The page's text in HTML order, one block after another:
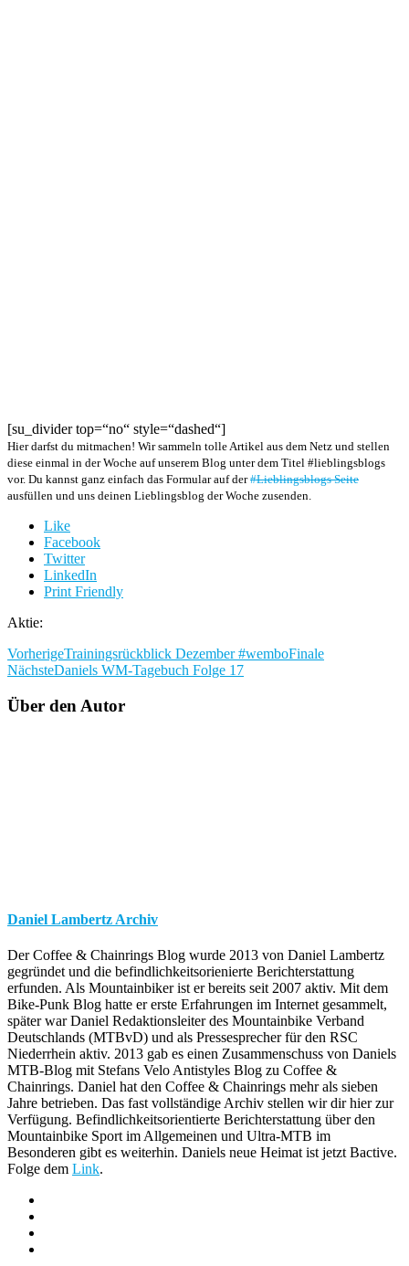
[su_divider top=“no“ style=“dashed“]
Hier darfst du mitmachen! Wir sammeln tolle Artikel aus dem Netz und stellen
diese einmal in der Woche auf unserem Blog unter dem Titel #lieblingsblogs
vor. Du kannst ganz einfach das Formular auf der#Lieblingsblogs Seite
ausfüllen und uns deinen Lieblingsblog der Woche zusenden.
Like
Facebook
Twitter
LinkedIn
Print Friendly
Aktie:
VorherigeTrainingsrückblick Dezember #wemboFinale
NächsteDaniels WM-Tagebuch Folge 17
Über den Autor
Daniel Lambertz Archiv
Der Coffee & Chainrings Blog wurde 2013 von Daniel Lambertz
gegründet und die befindlichkeitsorienierte Berichterstattung
erfunden. Als Mountainbiker ist er bereits seit 2007 aktiv. Mit dem
Bike-Punk Blog hatte er erste Erfahrungen im Internet gesammelt,
später war Daniel Redaktionsleiter des Mountainbike Verband
Deutschlands (MTBvD) und als Pressesprecher für den RSC
Niederrhein aktiv. 2013 gab es einen Zusammenschuss von Daniels
MTB-Blog mit Stefans Velo Antistyles Blog zu Coffee &
Chainrings. Daniel hat den Coffee & Chainrings mehr als sieben
Jahre betrieben. Das fast vollständige Archiv stellen wir dir hier zur
Verfügung. Befindlichkeitsorientierte Berichterstattung über den
Mountainbike Sport im Allgemeinen und Ultra-MTB im
Besonderen gibt es weiterhin. Daniels neue Heimat ist jetzt Bactive.
Folge dem Link.